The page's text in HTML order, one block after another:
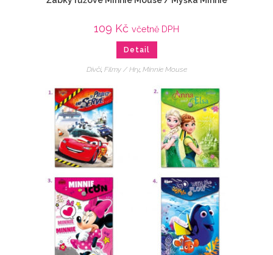
109 Kč včetně DPH
Detail
Dívčí, Filmy / Hry, Minnie Mouse